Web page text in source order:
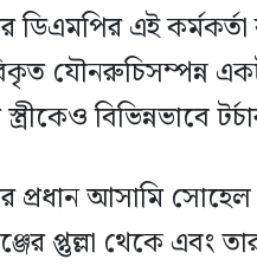
ডিএমপির এই কর্মকর্তা
যৌনরুচিসম্পন্ন
বিভিন্নভাবে
প্রধান আসামি সোহেল
প্তুল্লা থেকে এবং তার